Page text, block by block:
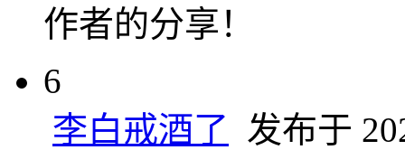
作者的分享！
6
李白戒酒了 发布于